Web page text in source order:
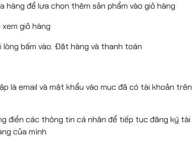
hàng để lựa chọn thêm sản phẩm vào giỏ hàng
giỏ hàng
bấm vào: Đặt hàng và thanh toán
là email và mật khẩu vào mục đã có tài khoản trên
điền các thông tin cá nhân để tiếp tục đăng ký tài
của mình